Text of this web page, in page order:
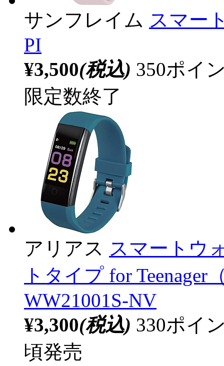
サンフレイム スマー
PI
¥3,500(税込) 350ポイ
限定数終了
アリアス スマートウ
トタイプ for
WW21001S-NV
¥3,300(税込) 330ポイ
頃発売